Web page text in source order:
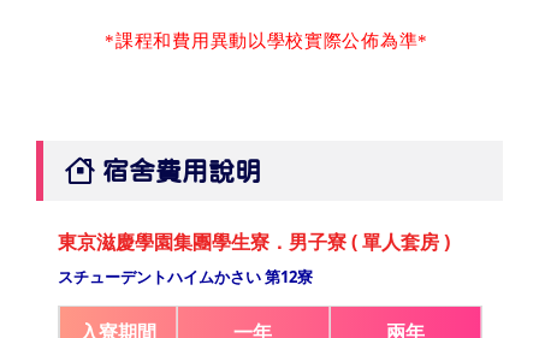
*課程和費用異動以學校實際公佈為準*
宿舍費用說明
東京滋慶學園集團學生寮．男子寮 ( 單人套房 )
スチューデントハイムかさい 第12寮
入寮期間 一年 兩年